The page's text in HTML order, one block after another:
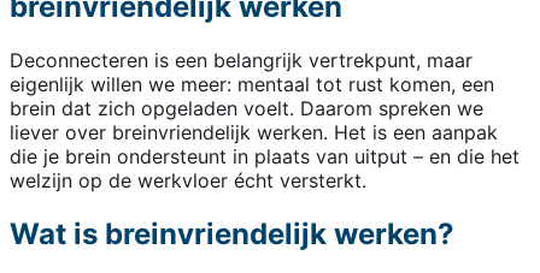
Deconnecteren is een belangrijk vertrekpunt, maar
eigenlijk willen we meer: mentaal tot rust komen, een
brein dat zich opgeladen voelt. Daarom spreken we
liever over breinvriendelijk werken. Het is een aanpak
die je brein ondersteunt in plaats van uitput – en die het
welzijn op de werkvloer écht versterkt.
Wat is breinvriendelijk werken?